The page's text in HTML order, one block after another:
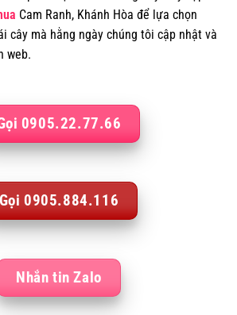
Cam Ranh, Khánh Hòa để lựa chọn
cây mà hằng ngày chúng tôi cập nhật và
web.
0905.22.77.66
Gọi 0905.884.116
Nhắn tin Zalo